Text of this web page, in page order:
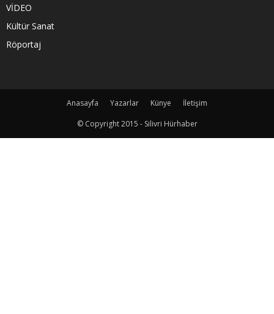
VİDEO
Kültür Sanat
Röportaj
Anasayfa Yazarlar Künye
İletişim
© Copyright 2015 - Silivri Hürhaber